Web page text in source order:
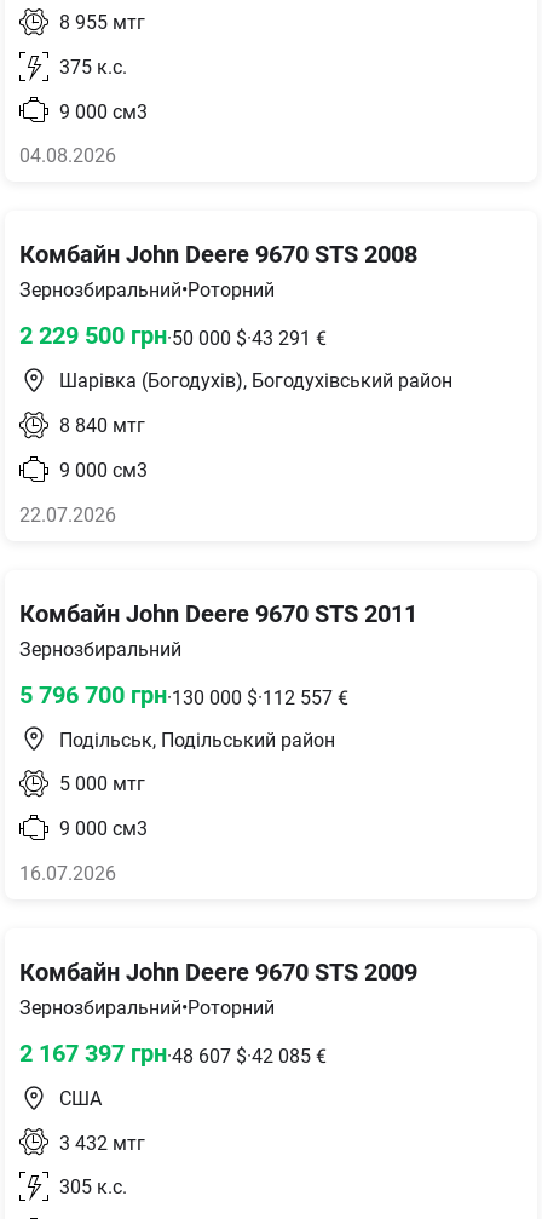
8 955 мтг
375 к.с.
9 000 см3
04.08.2026
Комбайн John Deere 9670 STS 2008
Зернозбиральний•Роторний
2 229 500 грн·50 000 $·43 291 €
Шарівка (Богодухів), Богодухівський район
8 840 мтг
9 000 см3
22.07.2026
Комбайн John Deere 9670 STS 2011
Зернозбиральний
5 796 700 грн·130 000 $·112 557 €
Подільськ, Подільський район
5 000 мтг
9 000 см3
16.07.2026
Комбайн John Deere 9670 STS 2009
Зернозбиральний•Роторний
2 167 397 грн·48 607 $·42 085 €
США
3 432 мтг
305 к.с.